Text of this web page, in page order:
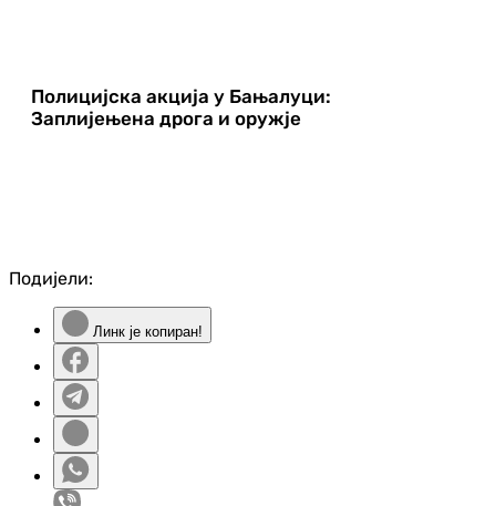
Полицијска акција у Бањалуци:
Заплијењена дрога и оружје
Подијели:
Линк је копиран!